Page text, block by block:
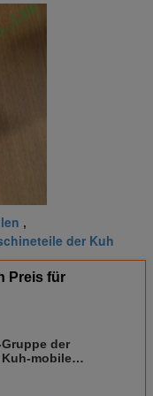
,
der Kuh
Preis für
der
mobile